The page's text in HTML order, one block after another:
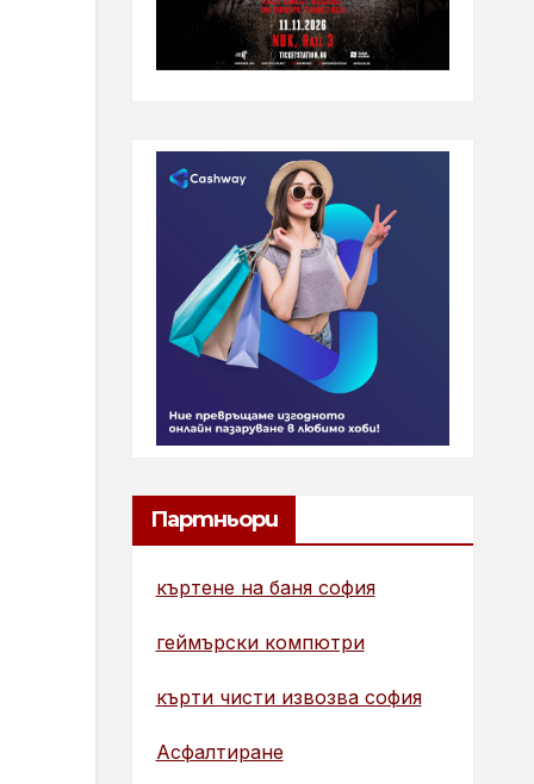
Партньори
къртене на баня софия
геймърски компютри
кърти чисти извозва софия
Асфалтиране